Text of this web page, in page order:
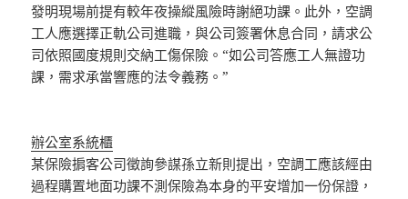
發明現場前提有較年夜操縱風險時謝絕功課。此外，空調
工人應選擇正軌公司進職，與公司簽署休息合同，請求公
司依照國度規則交納工傷保險。“如公司答應工人無證功
課，需求承當響應的法令義務。”
辦公室系統櫃
某保險掮客公司徵詢參謀孫立新則提出，空調工應該經由
過程購置地面功課不測保險為本身的平安增加一份保證，